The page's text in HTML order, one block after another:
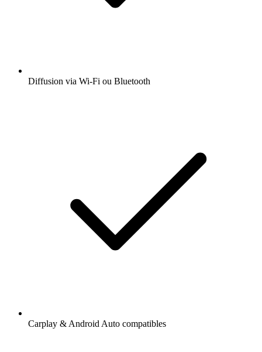
Diffusion via Wi-Fi ou Bluetooth
Carplay & Android Auto compatibles